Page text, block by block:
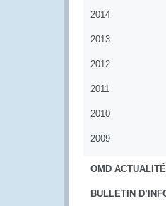
2014
2013
2012
2011
2010
2009
OMD
BULLETIN